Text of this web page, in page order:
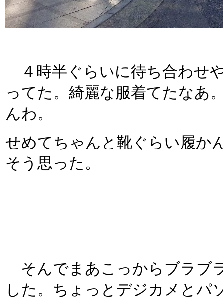
４時半ぐらいに待ち合わせ
ってた。綺麗な服着てたなあ
んわ。
せめてちゃんと靴ぐらい履か
そう思った。
そんでまあこっからブラブ
した。ちょっとデジカメとパ